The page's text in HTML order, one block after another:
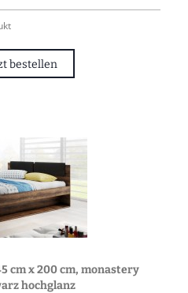
bestellen
cm x 200 cm, monastery
hochglanz